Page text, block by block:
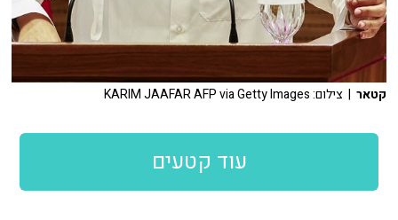
קטאר | צילום: KARIM JAAFAR AFP via Getty Images
עוד קטעים